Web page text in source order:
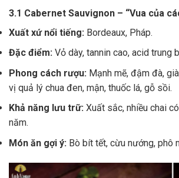
3.1 Cabernet Sauvignon – “Vua của
Xuất xứ nổi tiếng: Bordeaux, Pháp.
Đặc điểm: Vỏ dày, tannin cao, acid trung
Phong cách rượu: Mạnh mẽ, đậm đà,
vị quả lý chua đen, mận, thuốc lá, gỗ sồi.
Khả năng lưu trữ: Xuất sắc, nhiều chai
năm.
Món ăn gợi ý: Bò bít tết, cừu nướng, phô